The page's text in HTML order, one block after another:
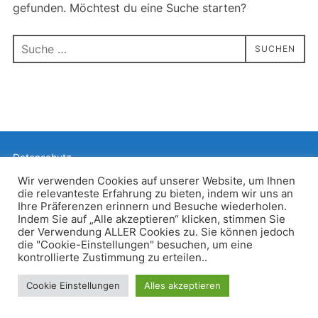
gefunden. Möchtest du eine Suche starten?
Suchen
nach:
SUCHEN
Datenschutz
Inspiro WordPress Theme von WPZOOM
Wir verwenden Cookies auf unserer Website, um Ihnen
die relevanteste Erfahrung zu bieten, indem wir uns an
Ihre Präferenzen erinnern und Besuche wiederholen.
Indem Sie auf „Alle akzeptieren“ klicken, stimmen Sie
der Verwendung ALLER Cookies zu. Sie können jedoch
die "Cookie-Einstellungen" besuchen, um eine
kontrollierte Zustimmung zu erteilen..
Cookie Einstellungen Alles akzeptieren